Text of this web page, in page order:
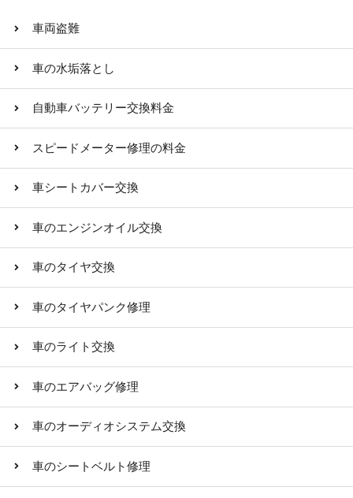
車両盗難
車の水垢落とし
自動車バッテリー交換料金
スピードメーター修理の料金
車シートカバー交換
車のエンジンオイル交換
車のタイヤ交換
車のタイヤパンク修理
車のライト交換
車のエアバッグ修理
車のオーディオシステム交換
車のシートベルト修理